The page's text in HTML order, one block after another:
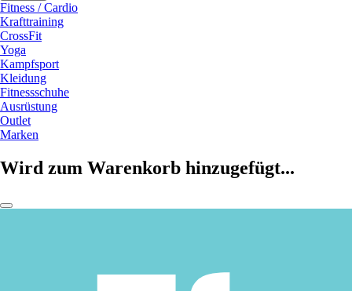
Fitness / Cardio
Krafttraining
CrossFit
Yoga
Kampfsport
Kleidung
Fitnessschuhe
Ausrüstung
Outlet
Marken
Wird zum Warenkorb hinzugefügt...